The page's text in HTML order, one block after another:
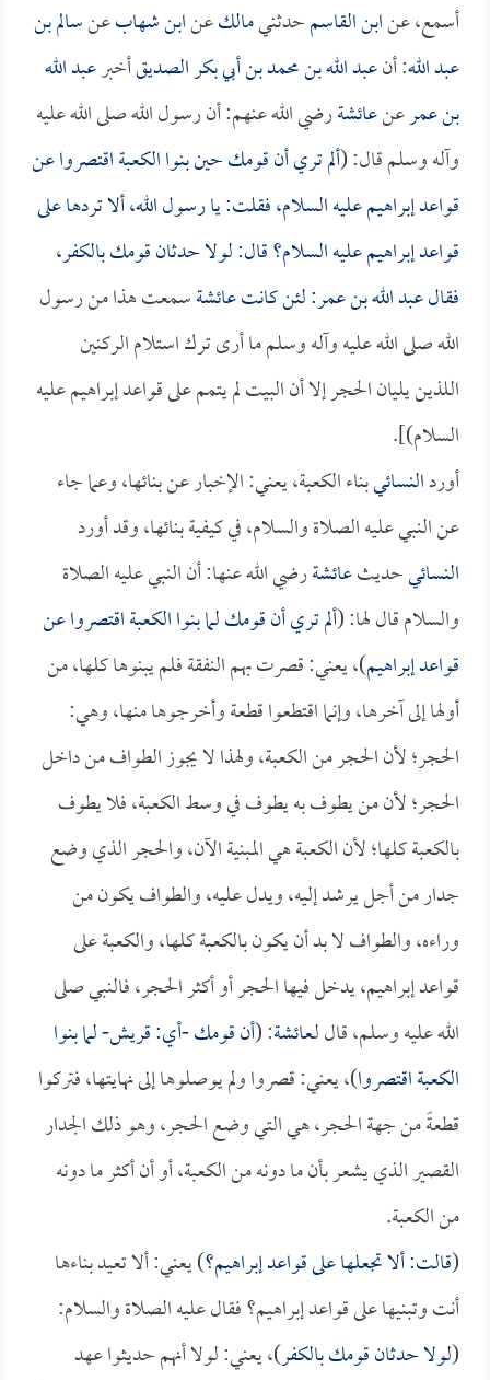
أسمع، عنابن القاسمحدثنيمالكعنابن شهابعنسالم بن
عبد الله: أنعبد الله بن محمد بن أبي بكر الصديقأخبرعبد الله
بن عمرعنعائشةرضي الله عنهم: أن رسول الله صلى الله عليه
وآله وسلم قال: (ألم تري أن قومك حين بنوا الكعبة اقتصروا عن
قواعد إبراهيم عليه السلام، فقلت: يا رسول الله، ألا تردها على
قواعد إبراهيم عليه السلام؟ قال: لولا حدثان قومك بالكفر،
فقالعبد الله بن عمر: لئن كانتعائشةسمعت هذا من رسول
الله صلى الله عليه وآله وسلم ما أرى ترك استلام الركنين
اللذين يليان الحجر إلا أن البيت لم يتمم على قواعد إبراهيم عليه
السلام)].
أوردالنسائيبناء الكعبة، يعني: الإخبار عن بنائها، وعما جاء
عن النبي عليه الصلاة والسلام، في كيفية بنائها، وقد أورد
النسائيحديثعائشةرضي الله عنها: أن النبي عليه الصلاة
والسلام قال لها: (ألم تري أن قومك لما بنوا الكعبة اقتصروا عن
قواعد إبراهيم)، يعني: قصرت بهم النفقة فلم يبنوها كلها، من
أولها إلى آخرها، وإنما اقتطعوا قطعة وأخرجوها منها، وهي:
الحجر؛ لأن الحجر من الكعبة، ولهذا لا يجوز الطواف من داخل
الحجر؛ لأن من يطوف به يطوف في وسط الكعبة، فلا يطوف
بالكعبة كلها؛ لأن الكعبة هي المبنية الآن، والحجر الذي وضع
جدار من أجل يرشد إليه، ويدل عليه، والطواف يكون من
وراءه، والطواف لا بد أن يكون بالكعبة كلها، والكعبة على
قواعد إبراهيم، يدخل فيها الحجر أو أكثر الحجر، فالنبي صلى
الله عليه وسلم، قال لـعائشة: (أن قومك -أي: قريش- لما بنوا
الكعبة اقتصروا)، يعني: قصروا ولم يوصلوها إلى نهايتها، فتركوا
قطعةً من جهة الحجر، هي التي وضع الحجر، وهو ذلك الجدار
القصير الذي يشعر بأن ما دونه من الكعبة، أو أن أكثر ما دونه
من الكعبة.
(قالت: ألا تجعلها على قواعد إبراهيم؟) يعني: ألا تعيد بناءها
أنت وتبنيها على قواعد إبراهيم؟ فقال عليه الصلاة والسلام:
(لولا حدثان قومك بالكفر)، يعني: لولا أنهم حديثوا عهد